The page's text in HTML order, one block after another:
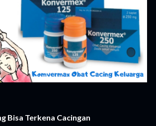
Bisa Terkena Cacingan